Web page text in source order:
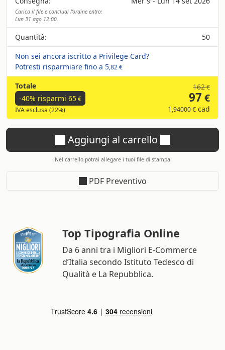
Carica il file e concludi l'ordine entro:
Lun 31 ago 12:00.
Quantità:
50
Non sei ancora iscritto a Privilege Card?
Potresti risparmiare fino a 5,82 €
Totale
-40% risparmi 65€
IVA esclusa (22%)
162€
97 €
1 ,94000 € cad
Aggiungi al carrello
Nel carrello potrai allegare i tuoi file di stampa
PDF Preventivo
Top Tipografia Online
Da 6 anni tra i Migliori E-Commerce
d’Italia secondo Istituto Tedesco di
Qualità e La Repubblica.